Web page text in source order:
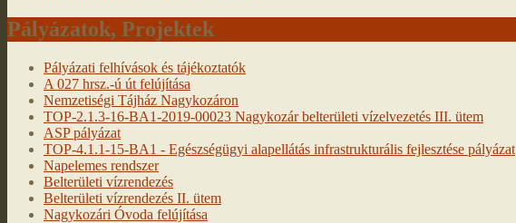
Pályázatok, Projektek
Pályázati felhívások és tájékoztatók
A 027 hrsz.-ú út felújítása
Nemzetiségi Tájház Nagykozáron
TOP-2.1.3-16-BA1-2019-00023 Nagykozár belterületi vízelvezetés III. ütem
ASP pályázat
TOP-4.1.1-15-BA1 - Egészségügyi alapellátás infrastrukturális fejlesztése pályázat
Napelemes rendszer
Belterületi vízrendezés
Belterületi vízrendezés II. ütem
Nagykozári Óvoda felújítása